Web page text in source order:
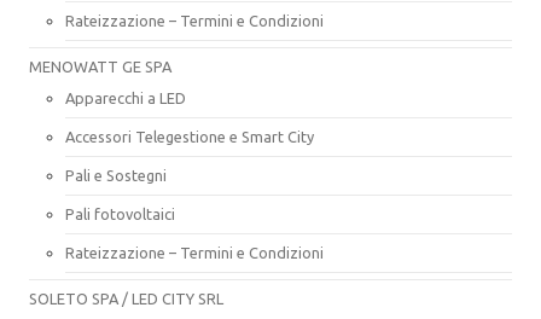
Rateizzazione – Termini e Condizioni
MENOWATT GE SPA
Apparecchi a LED
Accessori Telegestione e Smart City
Pali e Sostegni
Pali fotovoltaici
Rateizzazione – Termini e Condizioni
SOLETO SPA / LED CITY SRL